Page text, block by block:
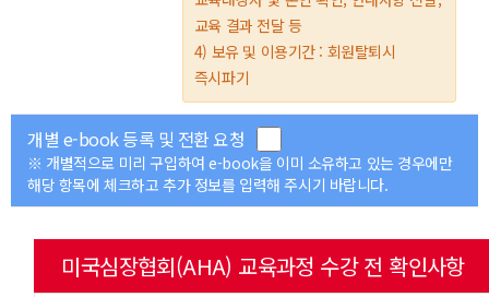
교육 결과 전달 등
4) 보유 및 이용기간 : 회원탈퇴시
즉시파기
개별 e-book 등록 및 전환 요청
※ 개별적으로 미리 구입하여 e-book을 이미 소유하고 있는 경우에만
해당 항목에 체크하고 추가 정보를 입력해 주시기 바랍니다.
미국심장협회(AHA) 교육과정 수강 전 확인사항